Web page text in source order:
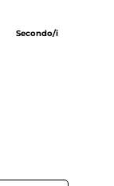
Secondo/i